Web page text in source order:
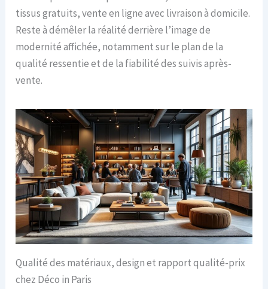
tissus gratuits, vente en ligne avec livraison à domicile.
Reste à démêler la réalité derrière l’image de
modernité affichée, notamment sur le plan de la
qualité ressentie et de la fiabilité des suivis après-
vente.
Qualité des matériaux, design et rapport qualité-prix
chez Déco in Paris